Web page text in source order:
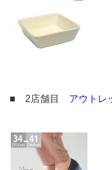
■ 2店舗目 アウトレ